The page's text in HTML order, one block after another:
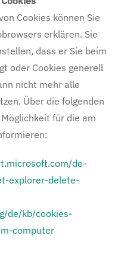
Cookies können Sie
erklären. Sie
dass er Sie beim
oder Cookies generell
nicht mehr alle
Über die folgenden
für die am
de-
explorer-delete-
de/kb/cookies-
computer